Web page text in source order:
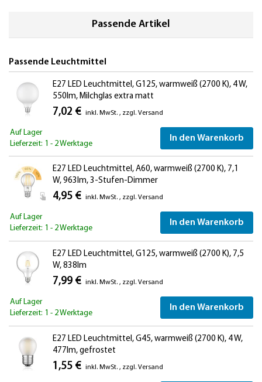
Passende Artikel
Passende Leuchtmittel
E27 LED Leuchtmittel, G125, warmweiß (2700 K), 4 W,
550lm, Milchglas extra matt
7,02 € inkl. MwSt. , zzgl. Versand
Auf Lager
Lieferzeit: 1 - 2 Werktage
In den Warenkorb
E27 LED Leuchtmittel, A60, warmweiß (2700 K), 7,1
W, 963lm, 3-Stufen-Dimmer
4,95 € inkl. MwSt. , zzgl. Versand
Auf Lager
Lieferzeit: 1 - 2 Werktage
In den Warenkorb
E27 LED Leuchtmittel, G125, warmweiß (2700 K), 7,5
W, 838lm
7,99 € inkl. MwSt. , zzgl. Versand
Auf Lager
Lieferzeit: 1 - 2 Werktage
In den Warenkorb
E27 LED Leuchtmittel, G45, warmweiß (2700 K), 4 W,
477lm, gefrostet
1,55 € inkl. MwSt. , zzgl. Versand